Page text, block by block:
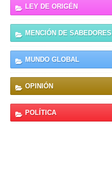
LEY DE ORIGÉN
MENCIÓN DE SABEDORES
MUNDO GLOBAL
OPINIÓN
POLÍTICA